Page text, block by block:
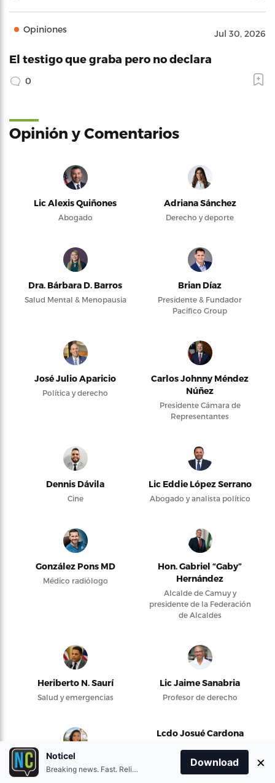
Opiniones Jul 30, 2026
El testigo que graba pero no declara
0
Opinión y Comentarios
Lic Alexis Quiñones
Abogado
Adriana Sánchez
Derecho y deporte
Dra. Bárbara D. Barros
Salud Mental & Menopausia
Brian Díaz
Presidente & Fundador
Pacifico Group
José Julio Aparicio
Política y derecho
Carlos Johnny Méndez
Núñez
Presidente Cámara de
Representantes
Dennis Dávila
Cine
Lic Eddie López Serrano
Abogado y analista político
González Pons MD
Médico radiólogo
Hon. Gabriel “Gaby”
Hernández
Alcalde de Camuy y
presidente de la Federación
de Alcaldes
Heriberto N. Saurí
Salud y emergencias
Lic Jaime Sanabria
Profesor de derecho
Kiara Gerena
Lcdo Josué Cardona
Noticel
Breaking news. Fast. Reliable.
Download ×